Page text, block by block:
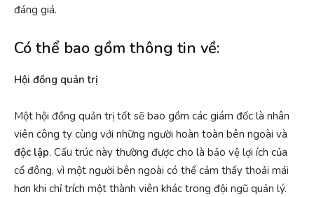
đáng giá.
Có thể bao gồm thông tin về:
Hội đồng quản trị
Một hội đồng quản trị tốt sẽ bao gồm các giám đốc là nhân
viên công ty cùng với những người hoàn toàn bên ngoài và
độc lập. Cấu trúc này thường được cho là bảo vệ lợi ích của
cổ đông, vì một người bên ngoài có thể cảm thấy thoải mái
hơn khi chỉ trích một thành viên khác trong đội ngũ quản lý.